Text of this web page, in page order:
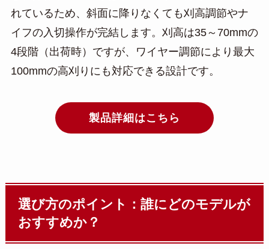
れているため、斜面に降りなくても刈高調節やナ
イフの入切操作が完結します。刈高は35～70mmの
4段階（出荷時）ですが、ワイヤー調節により最大
100mmの高刈りにも対応できる設計です。
製品詳細はこちら
選び方のポイント：誰にどのモデルが
おすすめか？